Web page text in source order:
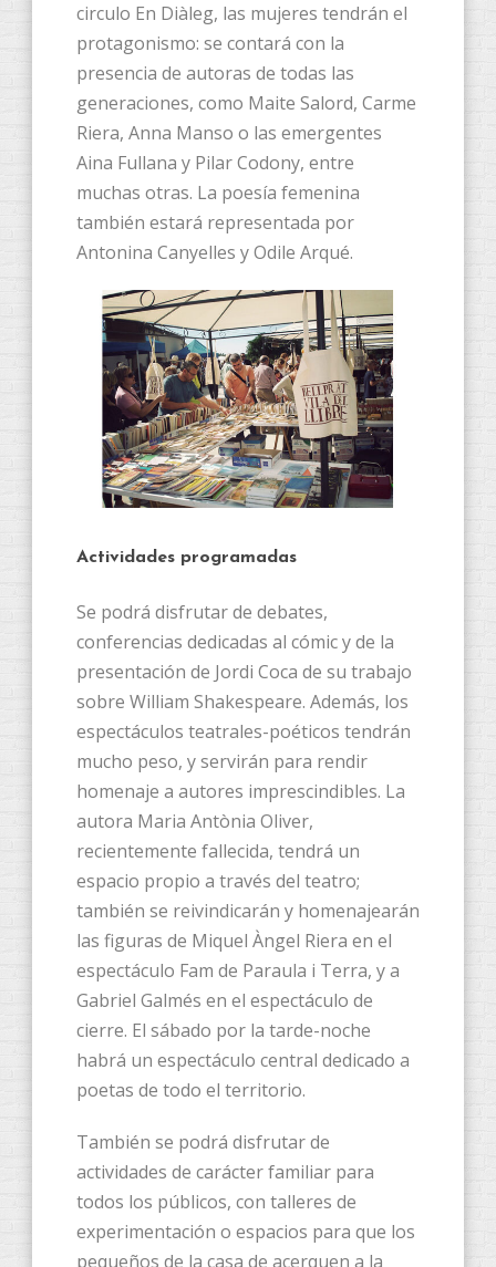
circulo En Diàleg, las mujeres tendrán el
protagonismo: se contará con la
presencia de autoras de todas las
generaciones, como Maite Salord, Carme
Riera, Anna Manso o las emergentes
Aina Fullana y Pilar Codony, entre
muchas otras. La poesía femenina
también estará representada por
Antonina Canyelles y Odile Arqué.
Actividades programadas
Se podrá disfrutar de debates,
conferencias dedicadas al cómic y de la
presentación de Jordi Coca de su trabajo
sobre William Shakespeare. Además, los
espectáculos teatrales-poéticos tendrán
mucho peso, y servirán para rendir
homenaje a autores imprescindibles. La
autora Maria Antònia Oliver,
recientemente fallecida, tendrá un
espacio propio a través del teatro;
también se reivindicarán y homenajearán
las figuras de Miquel Àngel Riera en el
espectáculo Fam de Paraula i Terra, y a
Gabriel Galmés en el espectáculo de
cierre. El sábado por la tarde-noche
habrá un espectáculo central dedicado a
poetas de todo el territorio.
También se podrá disfrutar de
actividades de carácter familiar para
todos los públicos, con talleres de
experimentación o espacios para que los
pequeños de la casa de acerquen a la